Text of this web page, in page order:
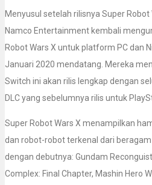
Menyusul setelah rilisnya Super Robot
Namco Entertainment kembali
Robot Wars X untuk platform PC dan
Januari 2020 mendatang. Mereka
Switch ini akan rilis lengkap dengan
DLC yang sebelumnya rilis untuk
Super Robot Wars X menampilkan
dan robot-robot terkenal dari
dengan debutnya: Gundam
Complex: Final Chapter, Mashin Hero